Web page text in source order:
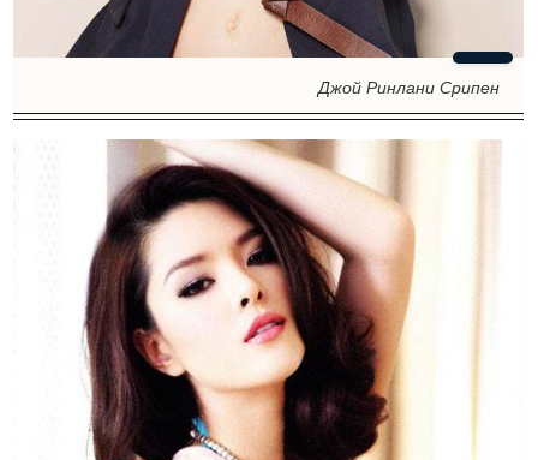
Джой Ринлани Срипен